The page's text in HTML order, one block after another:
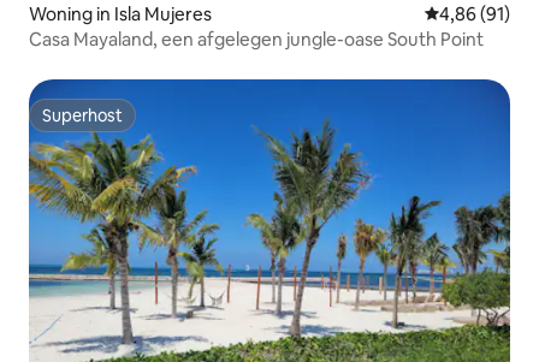
Woning in Isla Mujeres Gemiddelde
4,86 (91)
Casa Mayaland, een afgelegen jungle-oase South Point
Superhost
Superhost